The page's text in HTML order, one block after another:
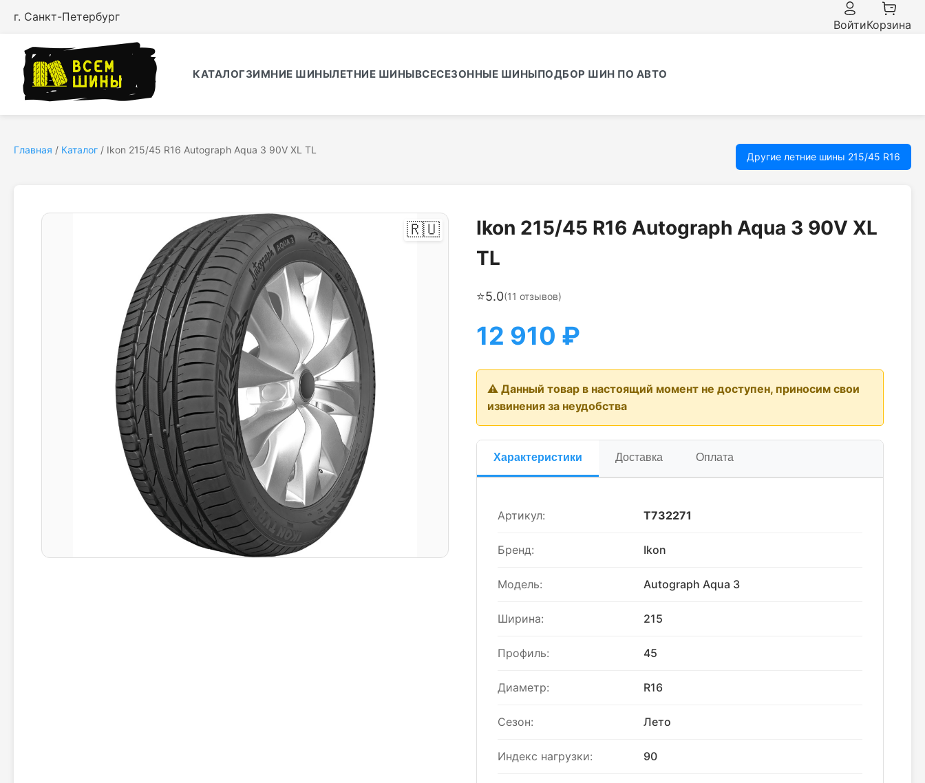
г. Санкт-Петербург
ВойтиКорзина
КАТАЛОГЗИМНИЕ ШИНЫЛЕТНИЕ ШИНЫВСЕСЕЗОННЫЕ ШИНЫПОДБОР ШИН ПО АВТО
Главная / Каталог / Ikon 215/45 R16 Autograph Aqua 3 90V XL TL
Другие летние шины 215/45 R16
🇷🇺
Ikon 215/45 R16 Autograph Aqua 3 90V XL
TL
⭐5.0(11 отзывов)
12 910 ₽
⚠️ Данный товар в настоящий момент не доступен, приносим свои
извинения за неудобства
Характеристики Доставка Оплата
Артикул: T732271
Бренд: Ikon
Модель: Autograph Aqua 3
Ширина: 215
Профиль: 45
Диаметр: R16
Сезон: Лето
Индекс нагрузки: 90